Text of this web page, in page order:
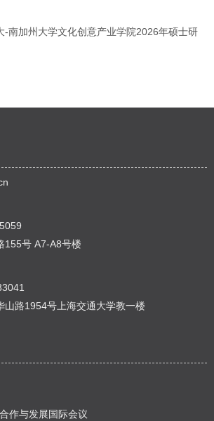
-南加州大学文化创意产业学院2026年硕士研
155号 A7-A8号楼
山路1954号上海交通大学教一楼
作与发展国际会议